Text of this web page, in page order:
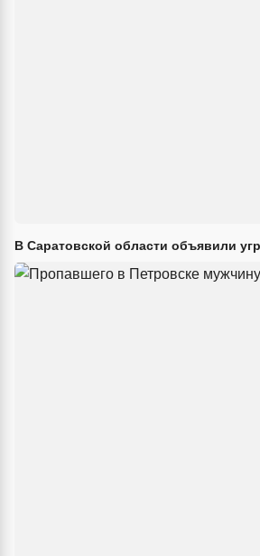
В Саратовской области объявили